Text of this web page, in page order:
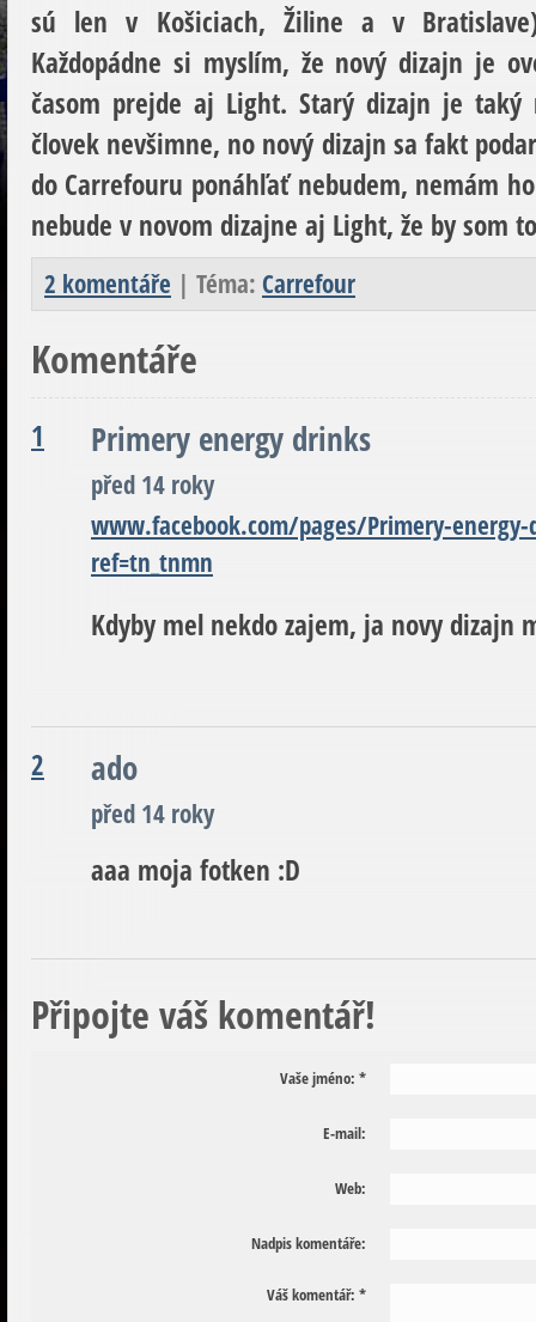
sú len v Košiciach, Žiline a v
Každopádne si myslím, že nový dizajn je
časom prejde aj Light. Starý dizajn je
človek nevšimne, no nový dizajn sa fakt
do Carrefouru ponáhľať nebudem, nemám
nebude v novom dizajne aj Light, že by som
2 komentáře | Téma: Carrefour
Komentáře
1 Primery energy drinks
před 14 roky
www.facebook.com/pages/Primery-energy-
ref=tn_tnmn
Kdyby mel nekdo zajem, ja novy dizajn
2 ado
před 14 roky
aaa moja fotken :D
Připojte váš komentář!
Vaše jméno: *
E-mail:
Web:
Nadpis komentáře:
Váš komentář: *